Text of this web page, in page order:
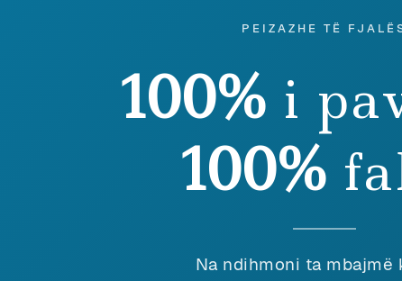
10 July 2016
Discover more from
Subscribe to get the latest posts sent
PEIZAZHE TË
100% i
100%
Na ndihmoni ta mbajmë